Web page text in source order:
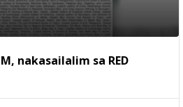
nakasailalim sa RED